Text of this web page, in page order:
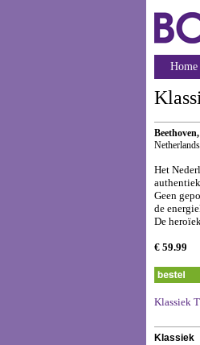
Home
Het
Geen
de
De
€ 59.99
Klassiek
Klassiek